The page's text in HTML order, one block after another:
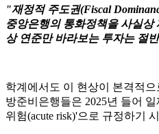
"재정적 주도권(Fiscal
중앙은행의 통화정책을 사실상
상 연준만 바라보는 투자는 절
학계에서도 이 현상이 본격적
방준비은행들은 2025년 들어
위험(acute risk)'으로 규정하기